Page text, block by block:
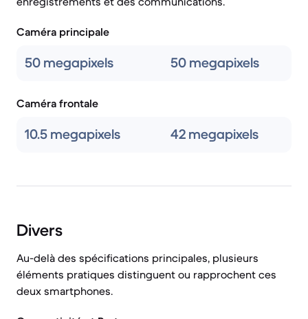
Caméra principale
50 megapixels 50 megapixels
Caméra frontale
10.5 megapixels 42 megapixels
Divers
Au-delà des spécifications principales, plusieurs
éléments pratiques distinguent ou rapprochent ces
deux smartphones.